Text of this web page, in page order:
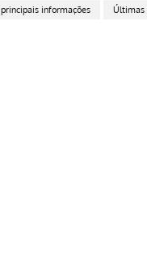
principais informações Últimas